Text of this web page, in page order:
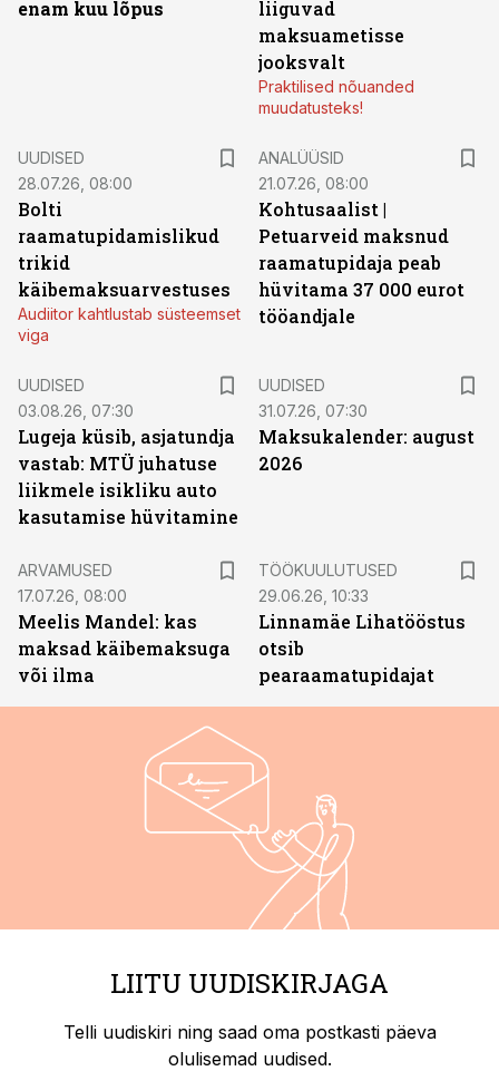
enam kuu lõpus
liiguvad
maksuametisse
jooksvalt
Praktilised nõuanded
muudatusteks!
UUDISED
28.07.26, 08:00
Bolti
raamatupidamislikud
trikid
käibemaksuarvestuses
Audiitor kahtlustab süsteemset
viga
ANALÜÜSID
21.07.26, 08:00
Kohtusaalist |
Petuarveid maksnud
raamatupidaja peab
hüvitama 37 000 eurot
tööandjale
UUDISED
03.08.26, 07:30
Lugeja küsib, asjatundja
vastab: MTÜ juhatuse
liikmele isikliku auto
kasutamise hüvitamine
UUDISED
31.07.26, 07:30
Maksukalender: august
2026
ARVAMUSED
17.07.26, 08:00
Meelis Mandel: kas
maksad käibemaksuga
või ilma
TÖÖKUULUTUSED
29.06.26, 10:33
Linnamäe Lihatööstus
otsib
pearaamatupidajat
LIITU UUDISKIRJAGA
Telli uudiskiri ning saad oma postkasti päeva
olulisemad uudised.